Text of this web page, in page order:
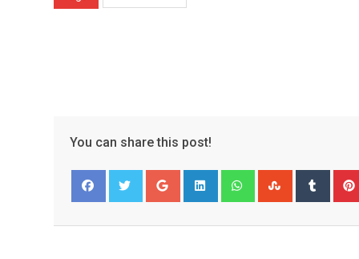
You can share this post!
Google+ LinkedIn Whatsapp